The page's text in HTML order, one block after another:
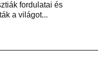
fordulatai és
a világot...